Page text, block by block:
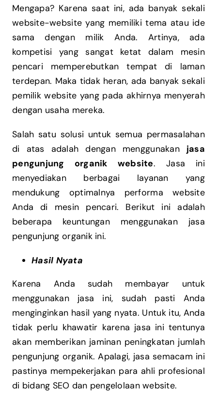
Mengapa? Karena saat ini, ada banyak sekali
website-website yang memiliki tema atau ide
sama dengan milik Anda. Artinya, ada
kompetisi yang sangat ketat dalam mesin
pencari memperebutkan tempat di laman
terdepan. Maka tidak heran, ada banyak sekali
pemilik website yang pada akhirnya menyerah
dengan usaha mereka.
Salah satu solusi untuk semua permasalahan
di atas adalah dengan menggunakan jasa
pengunjung organik website. Jasa ini
menyediakan berbagai layanan yang
mendukung optimalnya performa website
Anda di mesin pencari. Berikut ini adalah
beberapa keuntungan menggunakan jasa
pengunjung organik ini.
Hasil Nyata
Karena Anda sudah membayar untuk
menggunakan jasa ini, sudah pasti Anda
menginginkan hasil yang nyata. Untuk itu, Anda
tidak perlu khawatir karena jasa ini tentunya
akan memberikan jaminan peningkatan jumlah
pengunjung organik. Apalagi, jasa semacam ini
pastinya mempekerjakan para ahli profesional
di bidang SEO dan pengelolaan website.